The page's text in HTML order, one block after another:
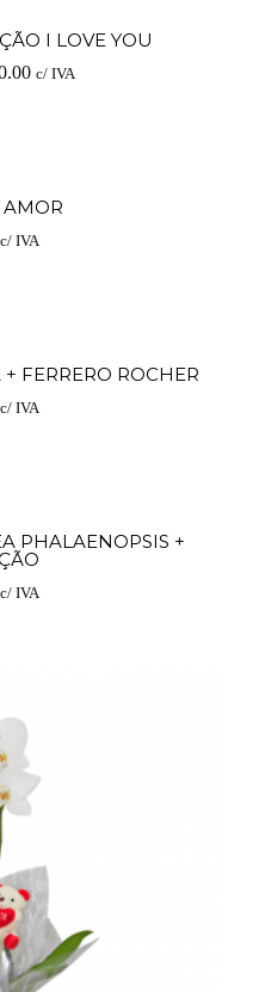
I LOVE YOU
c/ IVA
c/ IVA
FERRERO ROCHER
c/ IVA
PHALAENOPSIS +
c/ IVA